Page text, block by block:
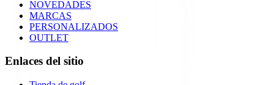
NOVEDADES
MARCAS
PERSONALIZADOS
OUTLET
Enlaces del sitio